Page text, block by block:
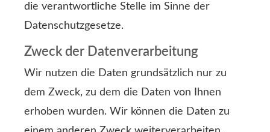
die verantwortliche Stelle im Sinne der
Datenschutzgesetze.
Zweck der Datenverarbeitung
Wir nutzen die Daten grundsätzlich nur zu
dem Zweck, zu dem die Daten von Ihnen
erhoben wurden. Wir können die Daten zu